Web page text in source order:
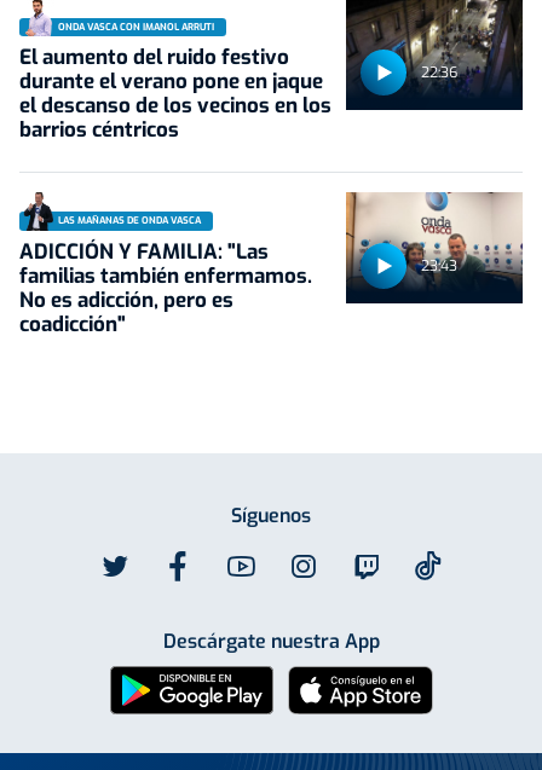
22:36
ONDA VASCA CON IMANOL ARRUTI
El aumento del ruido festivo
durante el verano pone en jaque
el descanso de los vecinos en los
barrios céntricos
23:43
LAS MAÑANAS DE ONDA VASCA
ADICCIÓN Y FAMILIA: "Las
familias también enfermamos.
No es adicción, pero es
coadicción"
Síguenos
Descárgate nuestra App